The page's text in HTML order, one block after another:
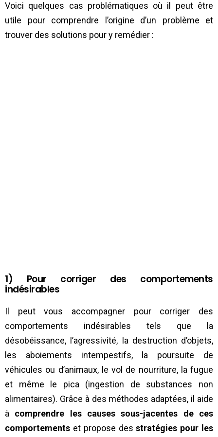
Voici quelques cas problématiques où il peut être
utile pour comprendre l’origine d’un problème et
trouver des solutions pour y remédier :
1) Pour corriger des comportements
indésirables
Il peut vous accompagner pour corriger des
comportements indésirables tels que la
désobéissance, l’agressivité, la destruction d’objets,
les aboiements intempestifs, la poursuite de
véhicules ou d’animaux, le vol de nourriture, la fugue
et même le pica (ingestion de substances non
alimentaires). Grâce à des méthodes adaptées, il aide
à comprendre les causes sous-jacentes de ces
comportements et propose des stratégies pour les